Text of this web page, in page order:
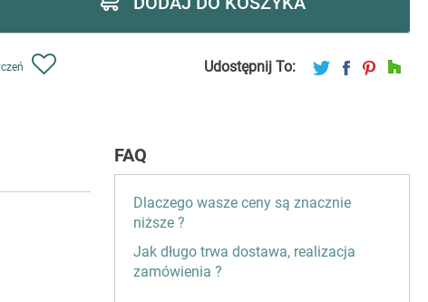
Udostępnij To:
FAQ
Dlaczego wasze ceny są znacznie
niższe ?
Jak długo trwa dostawa, realizacja
zamówienia ?